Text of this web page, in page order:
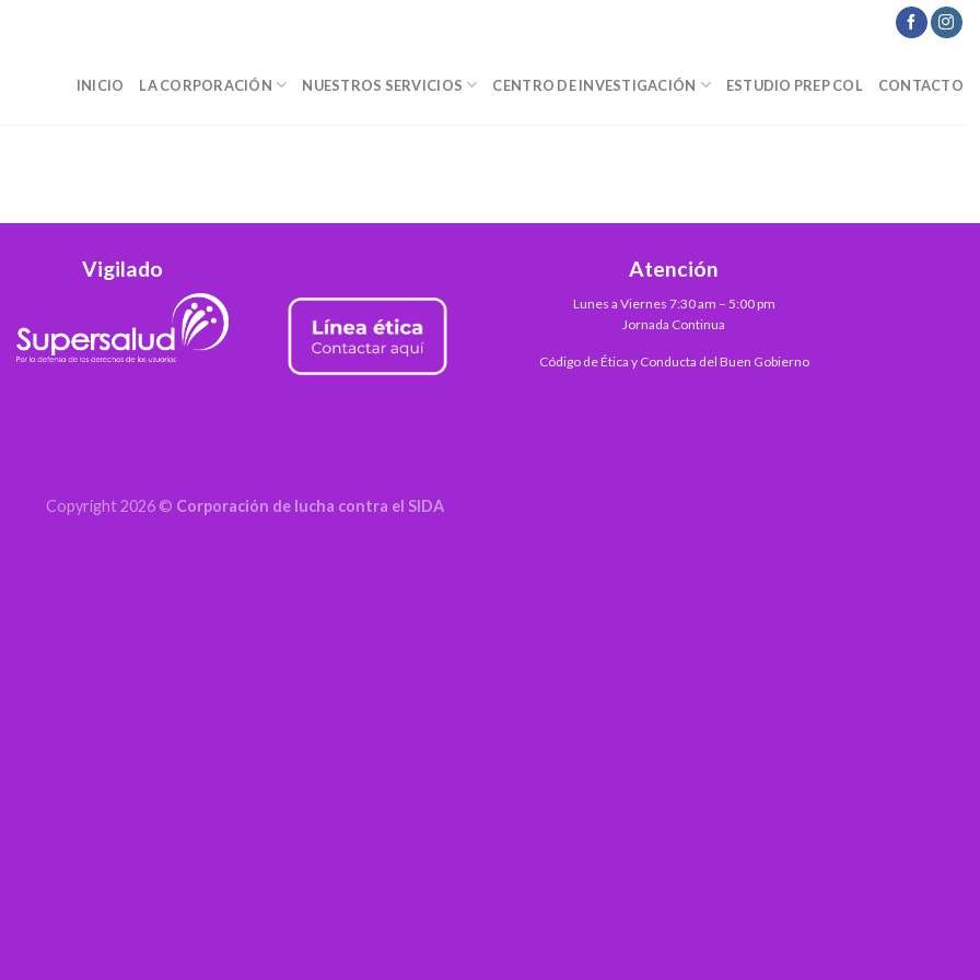
INICIO LA CORPORACIÓN NUESTROS SERVICIOS CENTRO DE INVESTIGACIÓN ESTUDIO PREP COL CONTACTO
Vigilado Atención
Lunes a Viernes 7:30 am – 5:00 pm
Jornada Continua
Código de Ética y Conducta del Buen Gobierno
Copyright 2026 © Corporación de lucha contra el SIDA